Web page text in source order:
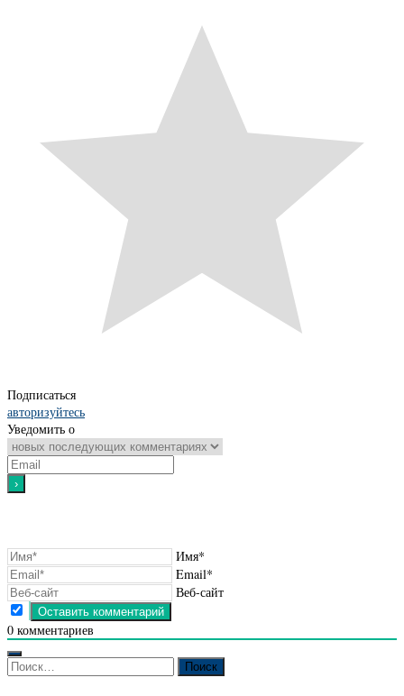
Подписаться
авторизуйтесь
Уведомить о
Имя*
Email*
Веб-сайт
0 комментариев
Найти: